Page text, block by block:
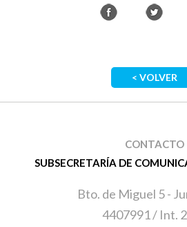
< VOLVER
CONTACTO
SUBSECRETARÍA DE
Bto. de Miguel 5 -
4407991 / Int.